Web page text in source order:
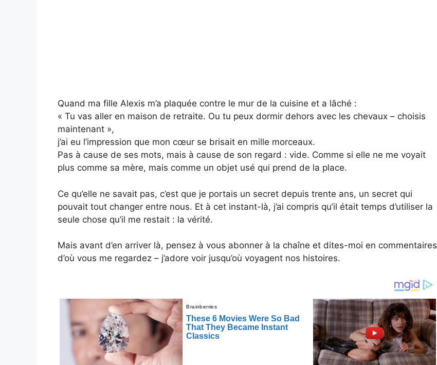
Quand ma fille Alexis m’a plaquée contre le mur de la cuisine et a lâché :
« Tu vas aller en maison de retraite. Ou tu peux dormir dehors avec les chevaux – choisis
maintenant »,
j’ai eu l’impression que mon cœur se brisait en mille morceaux.
Pas à cause de ses mots, mais à cause de son regard : vide. Comme si elle ne me voyait
plus comme sa mère, mais comme un objet usé qui prend de la place.
Ce qu’elle ne savait pas, c’est que je portais un secret depuis trente ans, un secret qui
pouvait tout changer entre nous. Et à cet instant-là, j’ai compris qu’il était temps d’utiliser la
seule chose qu’il me restait : la vérité.
Mais avant d’en arriver là, pensez à vous abonner à la chaîne et dites-moi en commentaires
d’où vous me regardez – j’adore voir jusqu’où voyagent nos histoires.